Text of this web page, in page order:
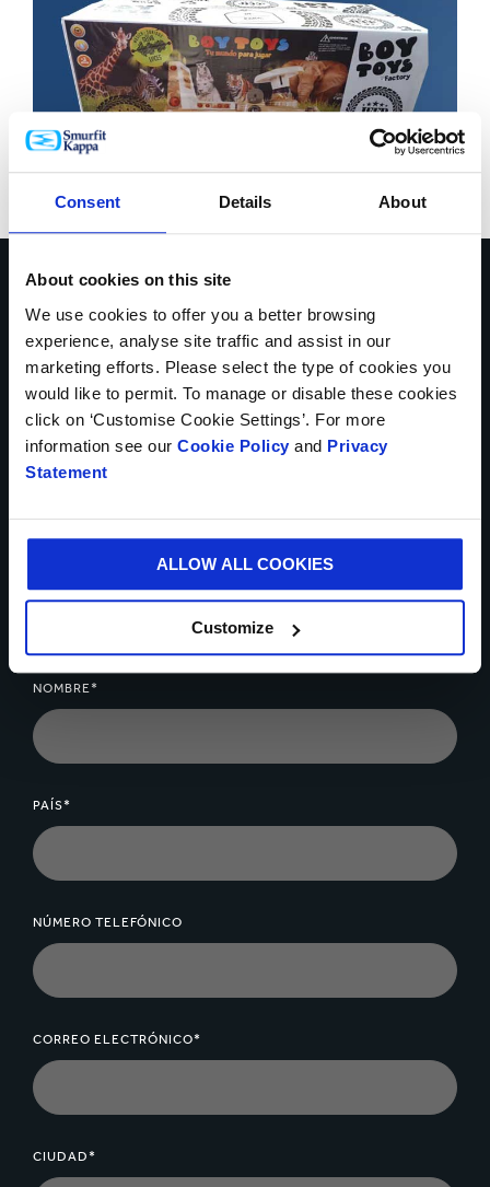
Consent Details About
About cookies on this site
We use cookies to offer you a better browsing
experience, analyse site traffic and assist in our
marketing efforts. Please select the type of cookies you
would like to permit. To manage or disable these cookies
click on ‘Customise Cookie Settings’. For more
information see our Cookie Policy and Privacy
Statement
ALLOW ALL COOKIES
Customize
Talk to our experts about
how we can help you
make the change to
Better Planet Packaging
Contáctate con nosotros hoy
* Campos obligatorios
NOMBRE*
PAÍS*
NÚMERO TELEFÓNICO
CORREO ELECTRÓNICO*
CIUDAD*